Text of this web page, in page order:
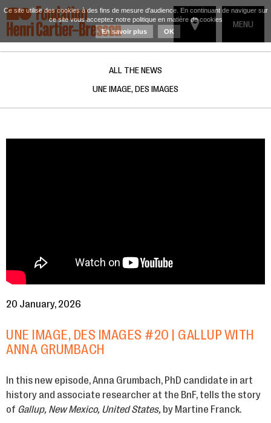
TOGGLE
MENU
ALL THE NEWS
UNE IMAGE, DES IMAGES
20 January, 2026
UNE IMAGE, DES IMAGES #20 | GALLUP WITH
ANNA GRUMBACH
In this new episode, Anna Grumbach, PhD candidate in art
history and associate researcher at the BnF, tells the story
of Gallup, New Mexico, United States, by Martine Franck.
Ce site utilise des cookies à des fins de mesure d'audience. En continuant de naviguer sur
ce site vous acceptez notre politique en matière de cookies
En savoir plus
OK